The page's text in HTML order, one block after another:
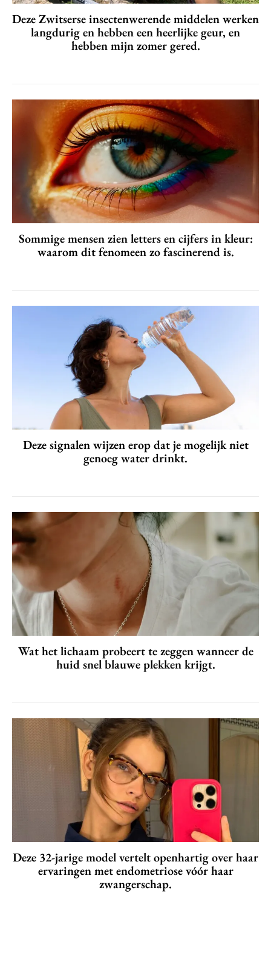
Deze Zwitserse insectenwerende middelen werken
langdurig en hebben een heerlijke geur, en
hebben mijn zomer gered.
Sommige mensen zien letters en cijfers in kleur:
waarom dit fenomeen zo fascinerend is.
Deze signalen wijzen erop dat je mogelijk niet
genoeg water drinkt.
Wat het lichaam probeert te zeggen wanneer de
huid snel blauwe plekken krijgt.
Deze 32-jarige model vertelt openhartig over haar
ervaringen met endometriose vóór haar
zwangerschap.